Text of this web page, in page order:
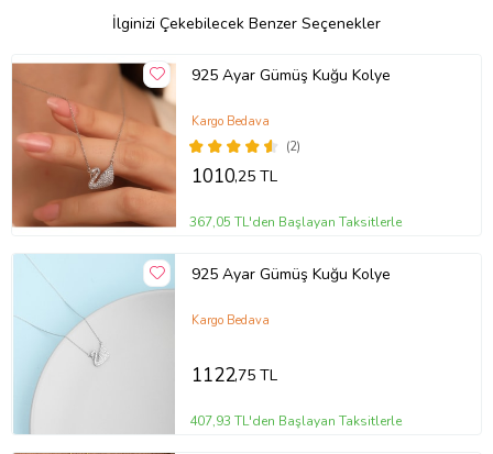
İlginizi Çekebilecek Benzer Seçenekler
925 Ayar Gümüş Kuğu Kolye
(2)
Kargo Bedava
1010,25 TL
367,05 TL'den Başlayan Taksitlerle
925 Ayar Gümüş Kuğu Kolye
Kargo Bedava
1122,75 TL
407,93 TL'den Başlayan Taksitlerle